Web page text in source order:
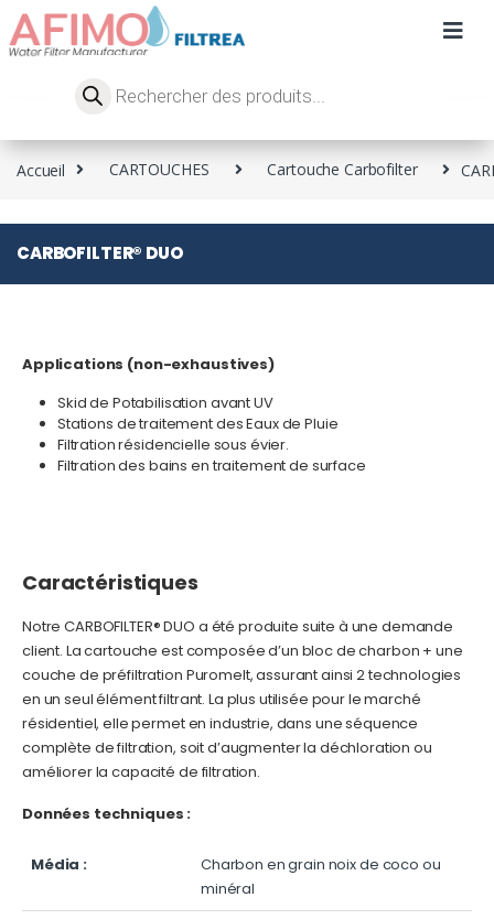
Accueil CARTOUCHES Cartouche Carbofilter
CARBOFILTER® DUO
Applications (non-exhaustives)
Skid de Potabilisation avant UV
Stations de traitement des Eaux de Pluie
Filtration résidencielle sous évier.
Filtration des bains en traitement de surface
Caractéristiques
Notre CARBOFILTER® DUO a été produite suite à une demande
client. La cartouche est composée d’un bloc de charbon + une
couche de préfiltration Puromelt, assurant ainsi 2 technologies
en un seul élément filtrant. La plus utilisée pour le marché
résidentiel, elle permet en industrie, dans une séquence
complète de filtration, soit d’augmenter la déchloration ou
améliorer la capacité de filtration.
Données techniques :
Média :
Charbon en grain noix de coco ou
minéral